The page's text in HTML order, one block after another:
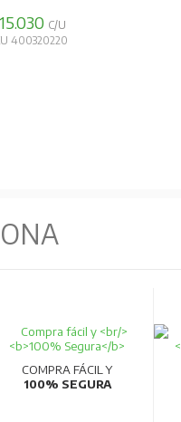
C/U
400320220
COMPRA FÁCIL Y
100% SEGURA